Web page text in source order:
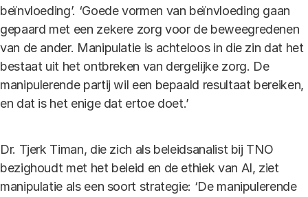
beïnvloeding’. ‘Goede vormen van beïnvloeding gaan
gepaard met een zekere zorg voor de beweegredenen
van de ander. Manipulatie is achteloos in die zin dat het
bestaat uit het ontbreken van dergelijke zorg. De
manipulerende partij wil een bepaald resultaat bereiken,
en dat is het enige dat ertoe doet.’
Dr. Tjerk Timan, die zich als beleidsanalist bij TNO
bezighoudt met het beleid en de ethiek van AI, ziet
manipulatie als een soort strategie: ‘De manipulerende